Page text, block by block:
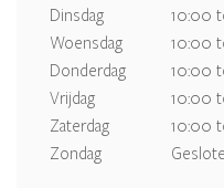
Dinsdag
10:00
Woensdag
10:00
Donderdag
10:00
Vrijdag
10:00
Zaterdag
10:00
Zondag